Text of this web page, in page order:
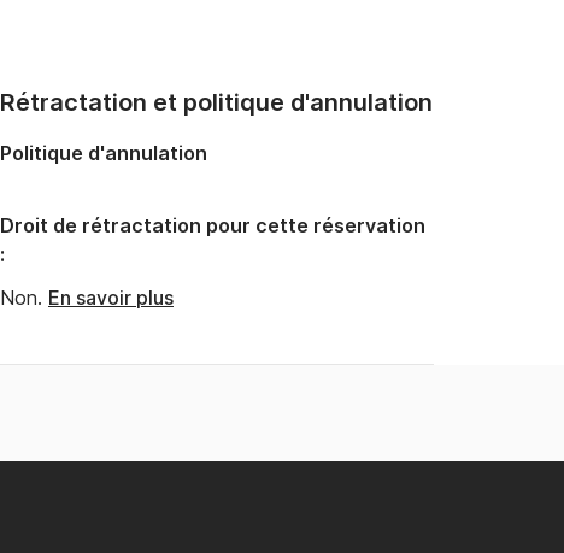
Rétractation et politique d'annulation
Politique d'annulation
Droit de rétractation pour cette réservation
:
Non. En savoir plus